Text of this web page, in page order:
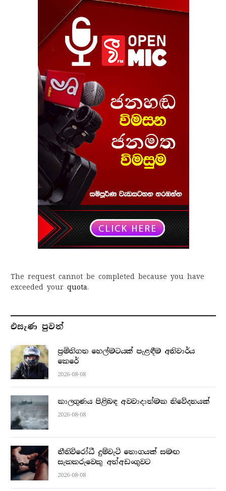
The request cannot be completed because you have
exceeded your quota.
එසැණ පුව​ත්
ප්‍රමිතිගත හෙල්මටයක් පැළඳීම අනිවාර්ය
කෙරේ
2026-08-08
කාලගුණය පිළිබඳ අවවාදාත්මක නිවේදනයක්
2026-08-08
නීතිවිරෝධී දුම්වැටි තොගයක් සමඟ
සැකකරුවෙකු අත්අඩංගුවට
2026-08-08